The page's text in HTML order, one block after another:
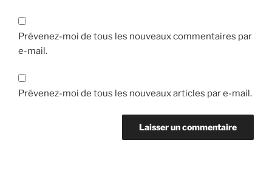
Prévenez-moi de tous les nouveaux commentaires par
e-mail.
Prévenez-moi de tous les nouveaux articles par e-mail.